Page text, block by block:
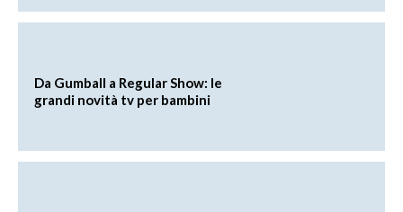
Da Gumball a Regular Show: le
grandi novità tv per bambini